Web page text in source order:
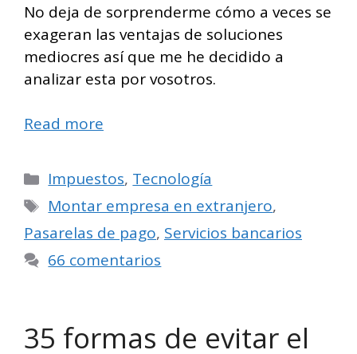
No deja de sorprenderme cómo a veces se
exageran las ventajas de soluciones
mediocres así que me he decidido a
analizar esta por vosotros.
Read more
Categorías
Impuestos, Tecnología
Etiquetas
Montar empresa en extranjero,
Pasarelas de pago, Servicios bancarios
66 comentarios
35 formas de evitar el